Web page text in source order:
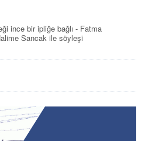
ince bir ipliğe bağlı - Fatma
Sancak ile söyleşi